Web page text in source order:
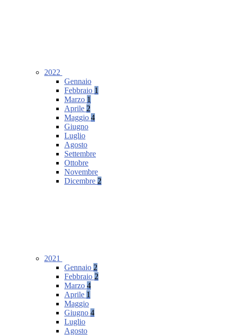
2022
Gennaio
Febbraio 1
Marzo 1
Aprile 2
Maggio 4
Giugno
Luglio
Agosto
Settembre
Ottobre
Novembre
Dicembre 2
2021
Gennaio 2
Febbraio 2
Marzo 4
Aprile 1
Maggio
Giugno 4
Luglio
Agosto